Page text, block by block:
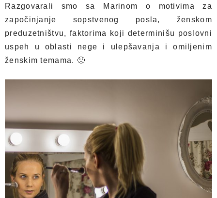
Razgovarali smo sa Marinom o motivima za
započinjanje sopstvenog posla, ženskom
preduzetništvu, faktorima koji determinišu poslovni
uspeh u oblasti nege i ulepšavanja i omiljenim
ženskim temama. 🙂